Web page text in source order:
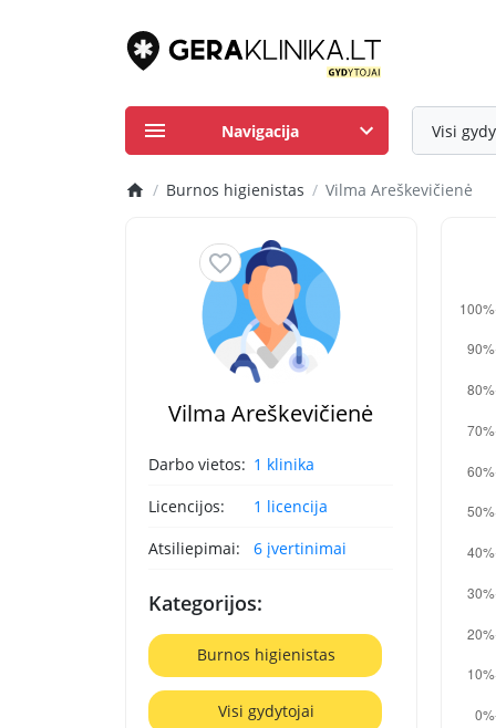
Visi
Navigacija
Burnos higienistas Vilma Areškevičienė
Vilma Areškevičienė
Darbo vietos: 1 klinika
Licencijos:
1 licencija
Atsiliepimai:
6 įvertinimai
Kategorijos:
Burnos higienistas
Visi gydytojai